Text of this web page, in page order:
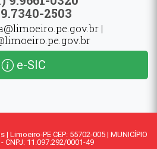
2503
|
e-SIC
Limoeiro-PE CEP: 55702-005 | MUNICÍPIO
- CNPJ: 11.097.292/0001-49